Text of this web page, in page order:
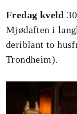
Fredag kveld
Mjødaften i
deriblant to
Trondheim).